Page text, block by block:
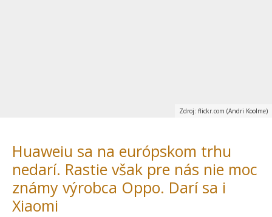
Zdroj: flickr.com (Andri Koolme)
Huaweiu sa na európskom trhu
nedarí. Rastie však pre nás nie moc
známy výrobca Oppo. Darí sa i
Xiaomi